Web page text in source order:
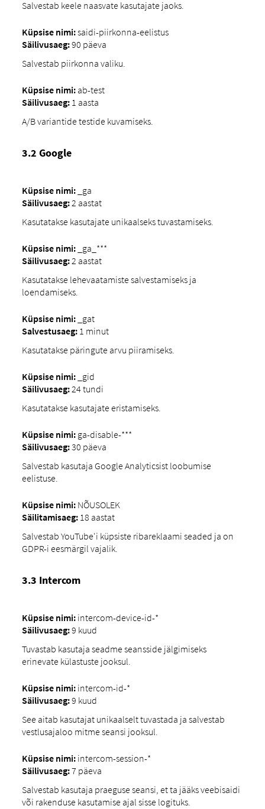
Salvestab keele naasvate kasutajate jaoks.
Küpsise nimi:saidi-piirkonna-eelistus
Säilivusaeg:90 päeva
Salvestab piirkonna valiku.
Küpsise nimi:ab-test
Säilivusaeg:1 aasta
A/B variantide testide kuvamiseks.
3.2 Google
Küpsise nimi:_ga
Säilivusaeg:2 aastat
Kasutatakse kasutajate unikaalseks tuvastamiseks.
Küpsise nimi:_ga_***
Säilivusaeg:2 aastat
Kasutatakse lehevaatamiste salvestamiseks ja
loendamiseks.
Küpsise nimi:_gat
Salvestusaeg:1 minut
Kasutatakse päringute arvu piiramiseks.
Küpsise nimi:_gid
Säilivusaeg:24 tundi
Kasutatakse kasutajate eristamiseks.
Küpsise nimi:ga-disable-***
Säilivusaeg:30 päeva
Salvestab kasutaja Google Analyticsist loobumise
eelistuse.
Küpsise nimi:NÕUSOLEK
Säilitamisaeg:18 aastat
Salvestab YouTube'i küpsiste ribareklaami seaded ja on
GDPR-i eesmärgil vajalik.
3.3 Intercom
Küpsise nimi:intercom-device-id-*
Säilivusaeg:9 kuud
Tuvastab kasutaja seadme seansside jälgimiseks
erinevate külastuste jooksul.
Küpsise nimi:intercom-id-*
Säilivusaeg:9 kuud
See aitab kasutajat unikaalselt tuvastada ja salvestab
vestlusajaloo mitme seansi jooksul.
Küpsise nimi:intercom-session-*
Säilivusaeg:7 päeva
Salvestab kasutaja praeguse seansi, et ta jääks veebisaidi
või rakenduse kasutamise ajal sisse logituks.